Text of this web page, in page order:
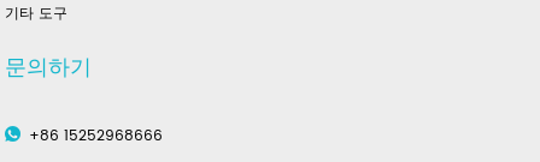
기타 도구
문의하기
+86 15252968666